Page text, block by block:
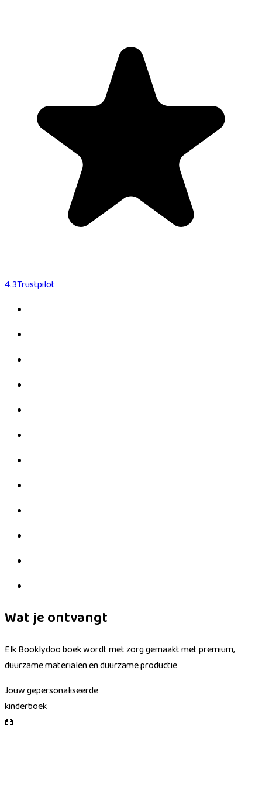
4.3Trustpilot
Wat je ontvangt
Elk Booklydoo boek wordt met zorg gemaakt met premium,
duurzame materialen en duurzame productie
Jouw gepersonaliseerde
kinderboek
📖